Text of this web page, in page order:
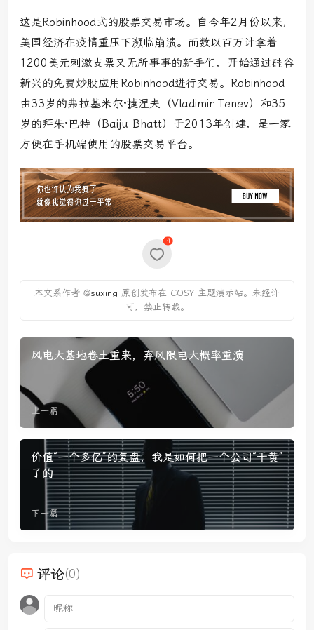
这是Robinhood式的股票交易市场。自今年2月份以来，
美国经济在疫情重压下濒临崩溃。而数以百万计拿着
1200美元刺激支票又无所事事的新手们，开始通过硅谷
新兴的免费炒股应用Robinhood进行交易。Robinhood
由33岁的弗拉基米尔·捷涅夫
（Vladimir Tenev） 和35
岁的拜朱·巴特 （Baiju Bhatt） 于2013年创建，是一家
方便在手机端使用的股票交易平台。
4
本文系作者 @suxing 原创发布在 COSY 主题演示站。未经许
可，禁止转载。
风电大基地卷土重来，弃风限电大概率重演
上一篇
价值“一个多亿”的复盘，我是如何把一个公司“干黄”
了的
下一篇
评论(0)